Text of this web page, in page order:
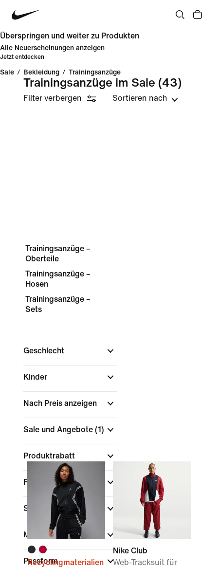
Überspringen und weiter zu Produkten
Alle Neuerscheinungen anzeigen
Jetzt entdecken
Sale / Bekleidung / Trainingsanzüge
Trainingsanzüge im Sale (43)
Filter verbergen Sortieren nach
Trainingsanzüge –
Oberteile
Trainingsanzüge –
Hosen
Trainingsanzüge –
Sets
Geschlecht
Kinder
Nach Preis anzeigen
Sale und Angebote (1)
Produktrabatt
Farbe
Sport
Marke
Passform
Recyclingmaterialien
Nike Club
Web-Tracksuit für